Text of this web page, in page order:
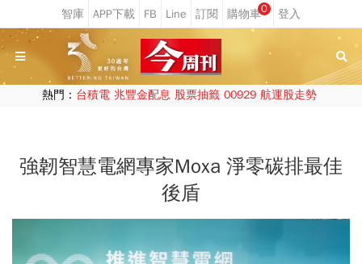
0
熱門： 台積電 兆豐金配息 股票抽籤 00929 航運股走勢
強韌智慧電網專家Moxa 淨零碳排最佳
後盾